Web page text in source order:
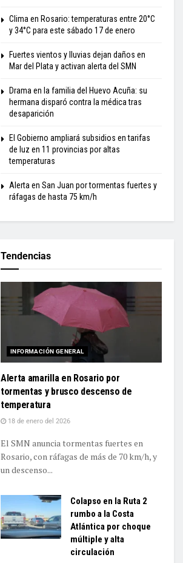
Clima en Rosario: temperaturas entre 20°C
y 34°C para este sábado 17 de enero
Fuertes vientos y lluvias dejan daños en
Mar del Plata y activan alerta del SMN
Drama en la familia del Huevo Acuña: su
hermana disparó contra la médica tras
desaparición
El Gobierno ampliará subsidios en tarifas
de luz en 11 provincias por altas
temperaturas
Alerta en San Juan por tormentas fuertes y
ráfagas de hasta 75 km/h
Tendencias
INFORMACIÓN GENERAL
Alerta amarilla en Rosario por
tormentas y brusco descenso de
temperatura
18 de enero del 2026
El SMN anuncia tormentas fuertes en
Rosario, con ráfagas de más de 70 km/h, y
un descenso...
Colapso en la Ruta 2
rumbo a la Costa
Atlántica por choque
múltiple y alta
circulación